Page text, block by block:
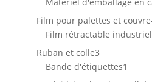
Film pour palettes et
Film rétractable industriel
Ruban et colle33
produits
Bande d'étiquettes1